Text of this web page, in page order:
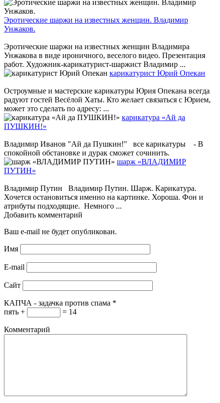
Эротические шаржи на известных женщин. Владимир
Унжаков.
Эротические шаржи на известных женщин Владимира
Унжакова в виде ироничного, веселого видео. Презентация
работ. Художник-карикатурист-шаржист Владимир ...
карикатурист Юрий Опекан
Остроумные и мастерские карикатуры Юрия Опекана всегда
радуют гостей Весёлой Хаты. Кто желает связаться с Юрием,
может это сделать по адресу: ...
карикатура «Ай да
ПУШКИН!»
Владимир Иванов "Ай да Пушкин!" все карикатуры - В
спокойной обстановке и дурак сможет сочинить.
шарж «ВЛАДИМИР
ПУТИН»
Владимир Путин Владимир Путин. Шарж. Карикатура.
Хочется остановиться именно на картинке. Хороша. Фон и
атрибуты подходящие. Немного ...
Добавить комментарий
Ваш e-mail не будет опубликован.
Имя
E-mail
Сайт
КАПЧА - задачка против спама *
пять +
= 14
Комментарий